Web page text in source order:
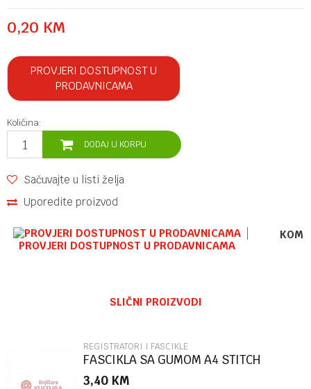
0,20 KM
PROVJERI DOSTUPNOST U
PRODAVNICAMA
Količina:
DODAJ U KORPU
Sačuvajte u listi želja
Uporedite proizvod
PROVJERI DOSTUPNOST U PRODAVNICAMA
Poruka
SLIČNI PROIZVODI
REGISTRATORI I FASCIKLE
FASCIKLA SA GUMOM A4 STITCH
86504
3,40 KM